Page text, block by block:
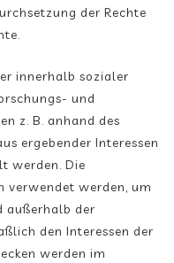
der Rechte
innerhalb sozialer
und
z. B. anhand des
ergebender Interessen
werden. Die
verwendet werden, um
außerhalb der
den Interessen der
werden im